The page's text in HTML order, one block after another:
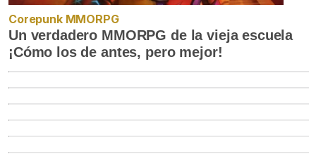
Corepunk MMORPG
Un verdadero MMORPG de la vieja escuela
¡Cómo los de antes, pero mejor!